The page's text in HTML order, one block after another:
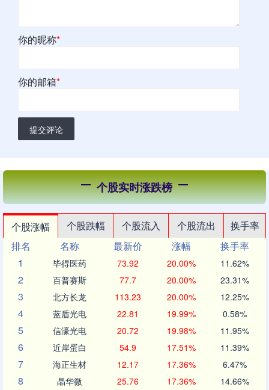
你的昵称*
你的邮箱*
提交评论
个股实时涨跌榜
个股涨幅 个股跌幅 个股流入 个股流出
换手率
排名
名称 最新价 涨幅
换手率
1
毕得医药 73.92 20.00% 11.62%
2 百普赛斯 77.7 20.00% 23.31%
3 北方长龙 113.23 20.00% 12.25%
4 蓝盾光电 22.81 19.99% 0.58%
5 信濠光电 20.72 19.98% 11.95%
6 近岸蛋白 54.9 17.51% 11.39%
7 海正生材 12.17 17.36% 6.47%
8 晶华微 25.76 17.36% 14.66%